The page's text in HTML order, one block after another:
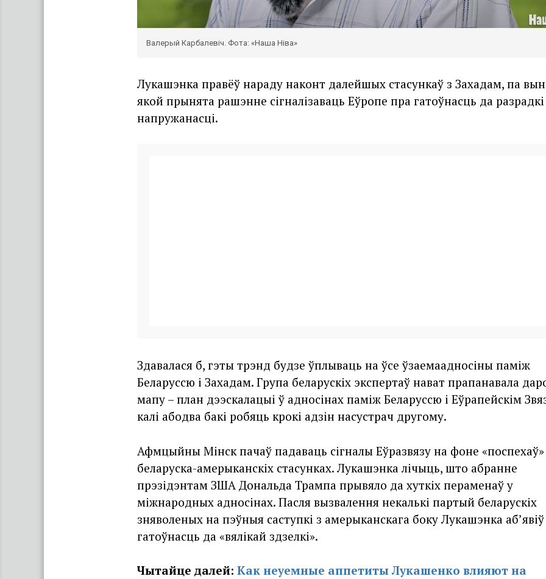
Валерый Карбалевіч. Фота: «Наша Ніва»
Лукашэнка правёў нараду наконт далейшых стасункаў з Захадам, па
якой прынята рашэнне сігналізаваць Еўропе пра гатоўнасць да разрадкі
напружанасці.
Здавалася б, гэты трэнд будзе ўплываць на ўсе ўзаемаадносіны паміж
Беларуссю і Захадам. Група беларускіх экспертаў нават прапанавала
мапу – план дээскалацыі ў адносінах паміж Беларуссю і Еўрапейскім
калі абодва бакі робяць крокі адзін насустрач другому.
Афмцыйны Мінск пачаў падаваць сігналы Еўразвязу на фоне
беларуска-амерыканскіх стасунках. Лукашэнка лічыць, што абранне
прэзідэнтам ЗША Дональда Трампа прывяло да хуткіх пераменаў у
міжнародных адносінах. Пасля вызвалення некалькі партый беларускіх
зняволеных на пэўныя саступкі з амерыканскага боку Лукашэнка
гатоўнасць да «вялікай здзелкі».
Чытайце далей: Как неуемные аппетиты Лукашенко влияют на